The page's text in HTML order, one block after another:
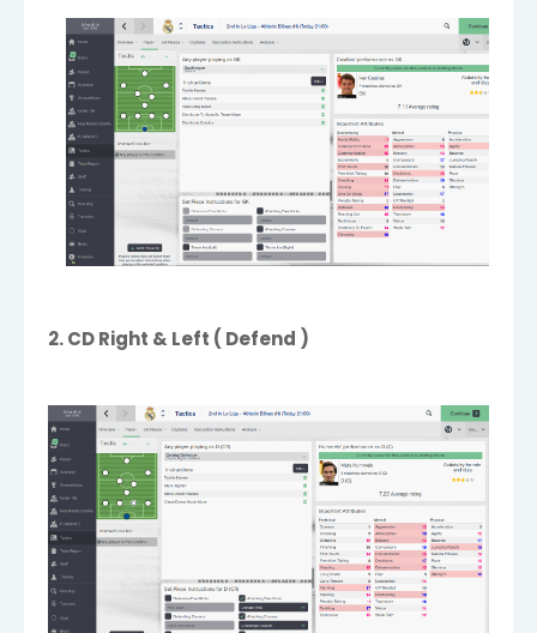
2. CD Right & Left ( Defend )